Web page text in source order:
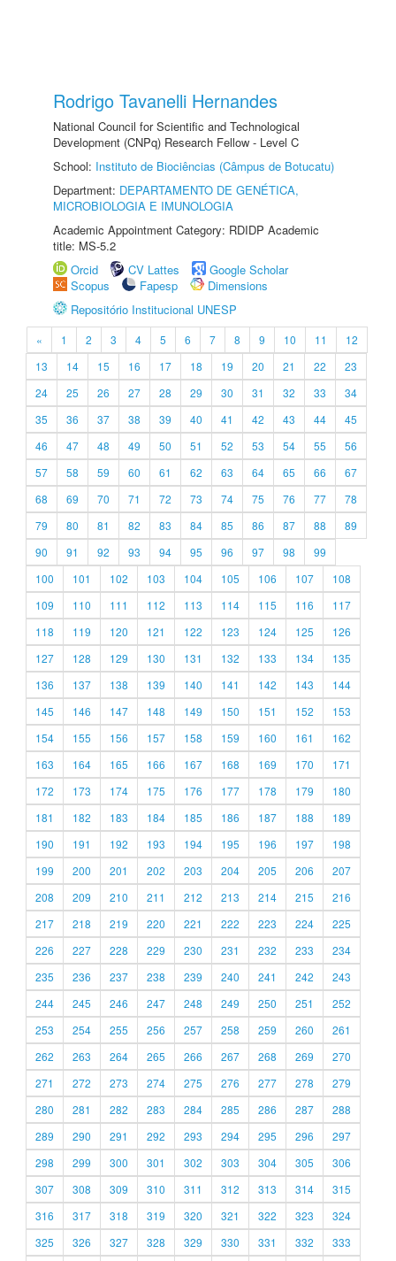
Rodrigo Tavanelli Hernandes
National Council for Scientific and Technological
Development (CNPq) Research Fellow - Level C
School: Instituto de Biociências (Câmpus de Botucatu)
Department: DEPARTAMENTO DE GENÉTICA,
MICROBIOLOGIA E IMUNOLOGIA
Academic Appointment Category: RDIDP Academic
title: MS-5.2
Orcid
CV Lattes
Google Scholar
Scopus
Fapesp
Dimensions
Repositório Institucional UNESP
« 1 2 3 4 5 6 7 8 9 10 11
12
13
14 15 16 17 18 19 20 21 22
23
24
25 26 27 28 29 30 31 32 33
34
35
36 37 38 39 40 41 42 43 44
45
46
47 48 49 50 51 52 53 54 55
56
57
58 59 60 61 62 63 64 65 66
67
68
69 70 71 72 73 74 75 76 77
78
79
80 81 82 83 84 85 86 87 88
89
90
91 92 93 94 95 96 97 98
99
100
101 102 103 104 105 106 107
108
109
110 111 112 113 114 115 116
117
118
119 120 121 122 123 124 125
126
127
128 129 130 131 132 133 134
135
136
137 138 139 140 141 142 143
144
145
146 147 148 149 150 151 152
153
154
155 156 157 158 159 160 161
162
163
164 165 166 167 168 169 170
171
172
173 174 175 176 177 178 179
180
181
182 183 184 185 186 187 188
189
190
191 192 193 194 195 196 197
198
199
200 201 202 203 204 205 206
207
208
209 210 211 212 213 214 215
216
217
218 219 220 221 222 223 224
225
226
227 228 229 230 231 232 233
234
235
236 237 238 239 240 241 242
243
244
245 246 247 248 249 250 251
252
253
254 255 256 257 258 259 260
261
262
263 264 265 266 267 268 269
270
271
272 273 274 275 276 277 278
279
280
281 282 283 284 285 286 287
288
289
290 291 292 293 294 295 296
297
298
299 300 301 302 303 304 305
306
307
308 309 310 311 312 313 314
315
316
317 318 319 320 321 322 323
324
325
326 327 328 329 330 331 332 333